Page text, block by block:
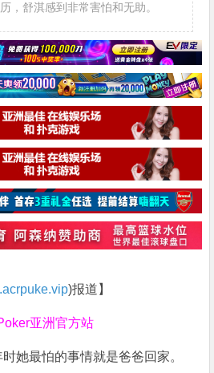
，舒淇感到非常害怕和无助。
)报道】
亚洲官方站
她最怕的事情就是爸爸回家。